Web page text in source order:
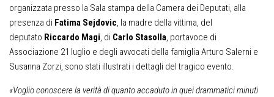
organizzata presso la Sala stampa della Camera dei Deputati, alla
presenza di Fatima Sejdovic, la madre della vittima, del
deputato Riccardo Magi, di Carlo Stasolla, portavoce di
Associazione 21 luglio e degli avvocati della famiglia Arturo Salerni e
Susanna Zorzi, sono stati illustrati i dettagli del tragico evento.
«Voglio conoscere la verità di quanto accaduto in quei drammatici minuti